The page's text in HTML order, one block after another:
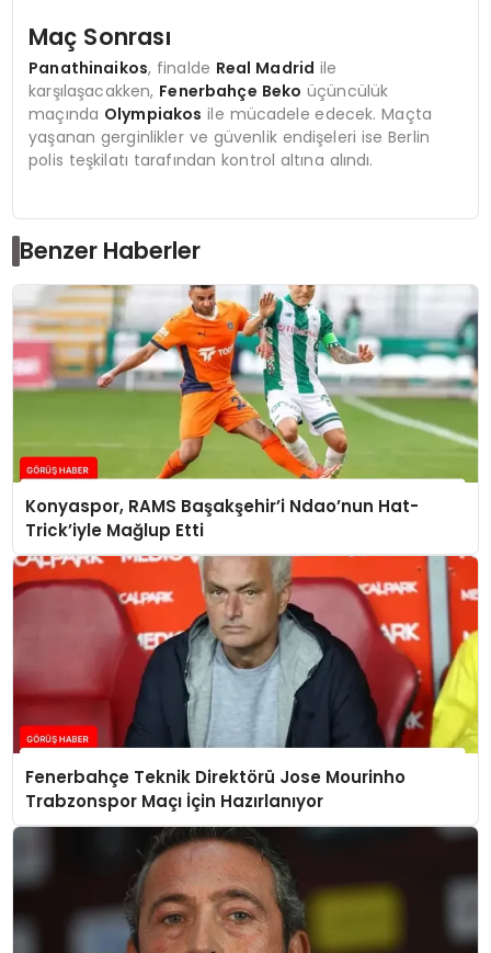
Maç Sonrası
Panathinaikos, finalde Real Madrid ile
karşılaşacakken, Fenerbahçe Beko üçüncülük
maçında Olympiakos ile mücadele edecek. Maçta
yaşanan gerginlikler ve güvenlik endişeleri ise Berlin
polis teşkilatı tarafından kontrol altına alındı.
Benzer Haberler
Konyaspor, RAMS Başakşehir’i Ndao’nun Hat-
Trick’iyle Mağlup Etti
Fenerbahçe Teknik Direktörü Jose Mourinho
Trabzonspor Maçı İçin Hazırlanıyor